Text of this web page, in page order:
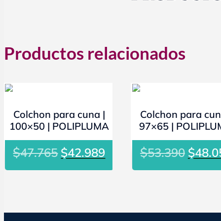
Productos relacionados
Colchon para cuna |
100×50 | POLIPLUMA
$47.765 El
precio
$47.765.
$42.989El
precio
$42.989.
Colchon para
97×65 |
$53.390 El
precio
$